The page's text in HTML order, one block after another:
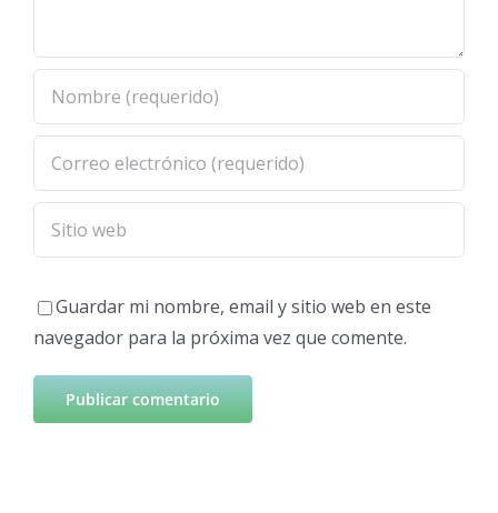
Guardar mi nombre, email y sitio web en este
navegador para la próxima vez que comente.